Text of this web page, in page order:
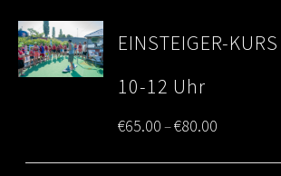
EINSTEIGER-
10-12 Uhr
€65.00–€80.00
range: